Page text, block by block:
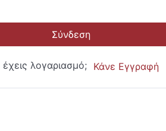
Σύνδεση
λογαριασμό; Κάνε Εγγραφή